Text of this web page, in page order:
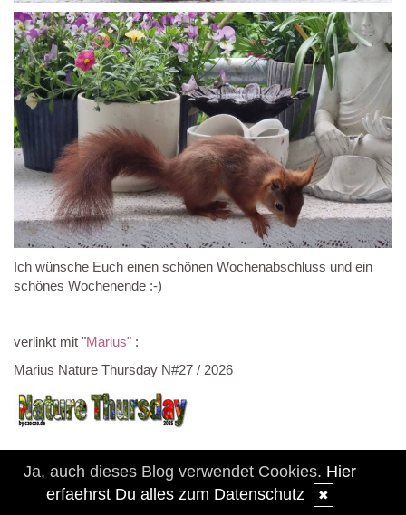
Ich wünsche Euch einen schönen Wochenabschluss und ein
schönes Wochenende :-)
verlinkt mit "Marius" :
Marius Nature Thursday N#27 / 2026
Ja, auch dieses Blog verwendet Cookies. Hier
erfaehrst Du alles zum Datenschutz
✖